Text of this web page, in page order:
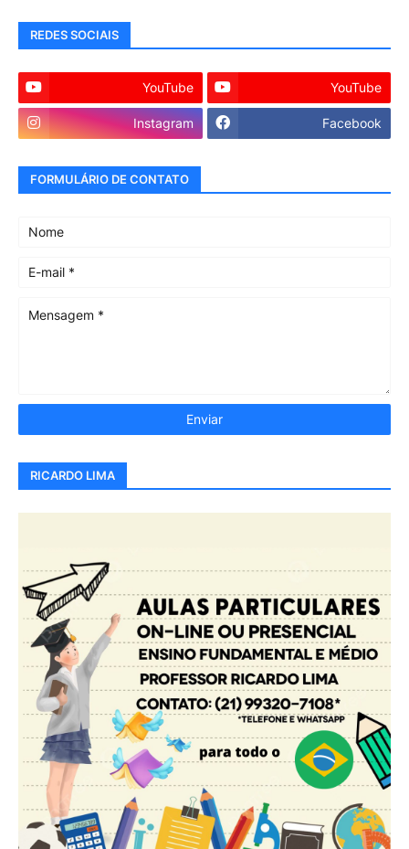
REDES SOCIAIS
YouTube YouTube
Instagram Facebook
FORMULÁRIO DE CONTATO
RICARDO LIMA